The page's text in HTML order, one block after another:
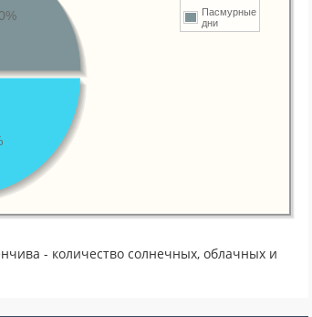
Пасмурные
дни
- количество солнечных, облачных и